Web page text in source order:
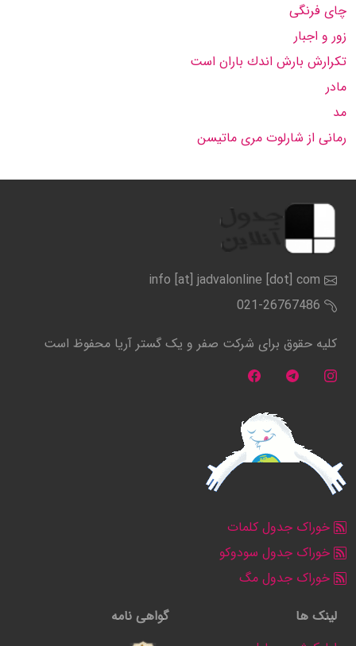
چای فرنگی
زور و اجبار
تكرارش بارش اندك باران است
مادر
مد
رمانى از شارلوت مرى ماتیسن
info [at] jadvalonline [dot] com
021-26767486
کلیه حقوق برای شرکت صفر و یک گستر آریا محفوظ است
خوراک جدول کلمات
خوراک جدول سودوکو
خوراک جدول مگ
لینک ها
گواهی نامه